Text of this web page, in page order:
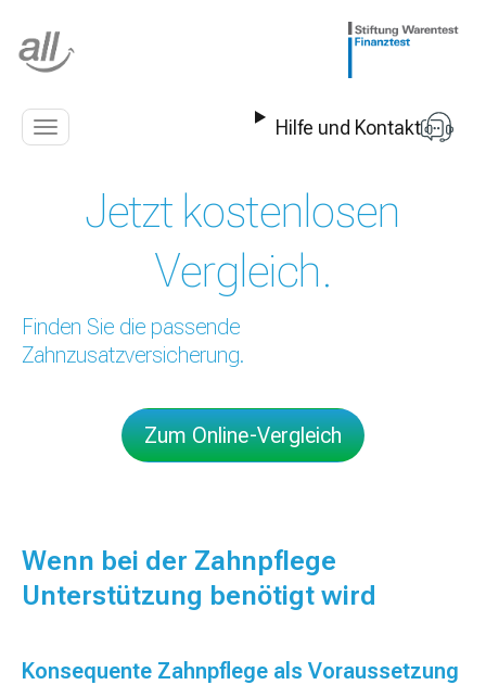
Navigation
Hilfe und Kontakt
Jetzt kostenlosen
Vergleich.
Finden Sie die passende
Zahnzusatzversicherung.
Zum Online-Vergleich
Wenn bei der Zahnpflege
Unterstützung benötigt wird
Konsequente Zahnpflege als Voraussetzung